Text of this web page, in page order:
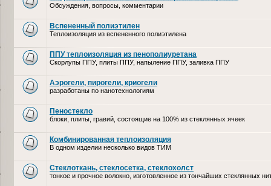
Обсуждения, вопросы, комментарии
Вспененный полиэтилен
Теплоизоляция из вспененного полиэтилена
ППУ теплоизоляция из пенополиуретана
Скорлупы ППУ, плиты ППУ, напыление ППУ, заливка ППУ
Аэрогели, пирогели, криогели
разработаны по нанотехнологиям
Пеностекло
блоки, плиты, гравий, состоящие на 100% из стеклянных ячеек
Комбинированная теплоизоляция
В одном изделии несколько видов ТИМ
Стеклоткань, стеклосетка, cтеклохолст
тонкое и прочное волокно, изготовленное из тончайших стеклянных